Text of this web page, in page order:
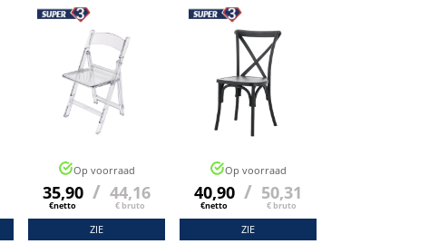
Op voorraad
35,90
€netto
/ 44,16
€ bruto
ZIE
Polypropyleen
Op voorraad
40,90
€netto
/ 50,31
€ bruto
ZIE